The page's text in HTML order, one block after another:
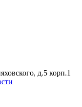
д.5 корп.1